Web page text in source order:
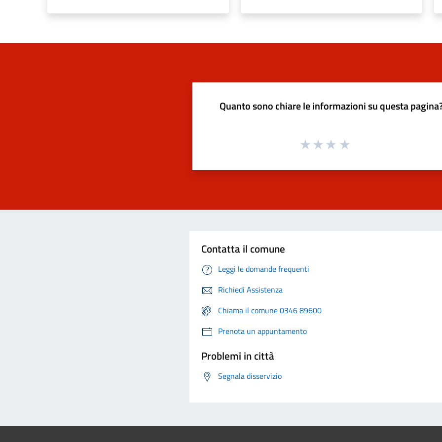
Quanto sono chiare le informazioni su questa
Contatta il comune
Leggi le domande frequenti
Richiedi Assistenza
Chiama il comune 0346 89600
Prenota un appuntamento
Problemi in città
Segnala disservizio